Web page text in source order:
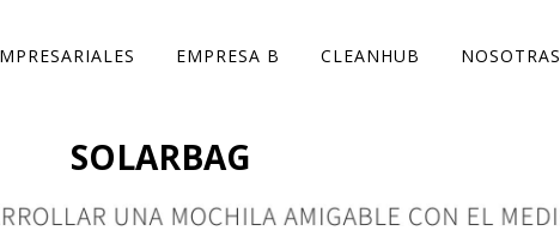
EMPRESA B CLEANHUB NOSOTRAS
SOLARBAG